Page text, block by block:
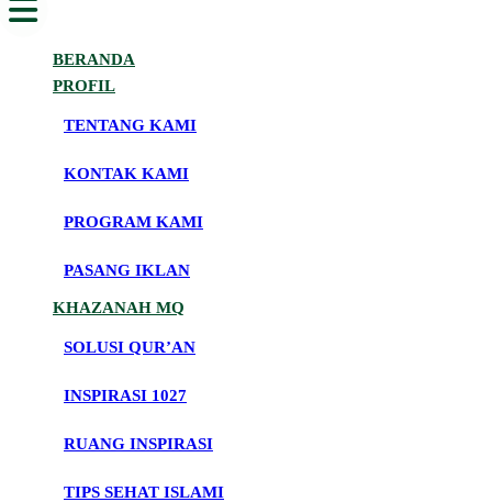
102.7 MQFM Bandung – Inspirasi
Keluarga Indonesia
Inspirasi Keluarga Indonesia
BERANDA
PROFIL
TENTANG KAMI
KONTAK KAMI
PROGRAM KAMI
PASANG IKLAN
KHAZANAH MQ
SOLUSI QUR’AN
INSPIRASI 1027
RUANG INSPIRASI
TIPS SEHAT ISLAMI